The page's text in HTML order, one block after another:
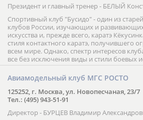
Президент и главный тренер - БЕЛЫЙ
Спортивный клуб "Бусидо" - один из
клубов России, изучающих и
искусства и, прежде всего, каратэ
стиля контактного каратэ, получившего
всем мире. Однако, спектр интересов
все без исключения виды и стили боевых
Авиамодельный клуб МГС РОСТО
125252, г. Москва, ул. Новопесчаная, 23/7
Тел.: (495) 943-51-91
Директор - БУРЦЕВ Владимир